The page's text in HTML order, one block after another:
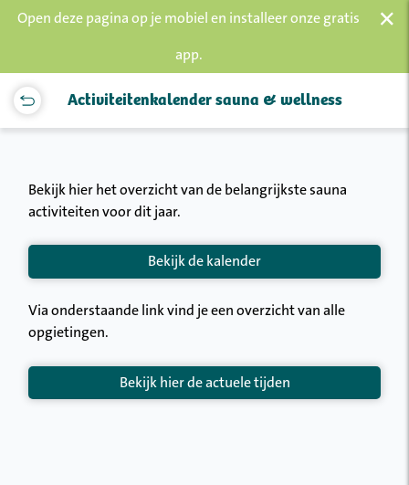
Open deze pagina op je mobiel en installeer onze gratis
app.
×
Activiteitenkalender sauna & wellness
Bekijk hier het overzicht van de belangrijkste sauna
activiteiten voor dit jaar.
Bekijk de kalender
Via onderstaande link vind je een overzicht van alle
opgietingen.
Bekijk hier de actuele tijden